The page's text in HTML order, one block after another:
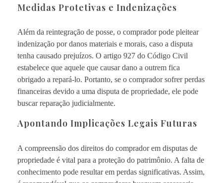
Medidas Protetivas e Indenizações
Além da reintegração de posse, o comprador pode pleitear
indenização por danos materiais e morais, caso a disputa
tenha causado prejuízos. O artigo 927 do Código Civil
estabelece que aquele que causar dano a outrem fica
obrigado a repará-lo. Portanto, se o comprador sofrer perdas
financeiras devido a uma disputa de propriedade, ele pode
buscar reparação judicialmente.
Apontando Implicações Legais Futuras
A compreensão dos direitos do comprador em disputas de
propriedade é vital para a proteção do patrimônio. A falta de
conhecimento pode resultar em perdas significativas. Assim,